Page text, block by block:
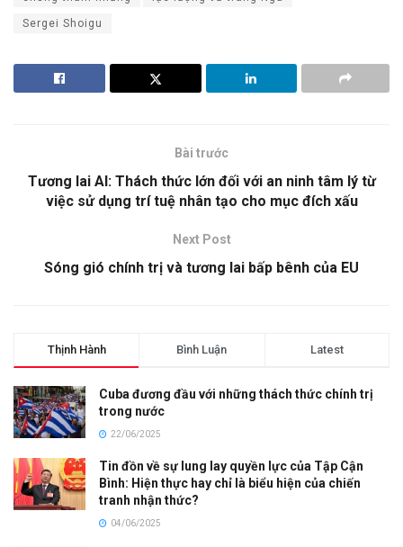
Sergei Shoigu
Bài trước
Tương lai AI: Thách thức lớn đối với an ninh tâm lý từ
việc sử dụng trí tuệ nhân tạo cho mục đích xấu
Next Post
Sóng gió chính trị và tương lai bấp bênh của EU
Thịnh Hành Bình Luận Latest
Cuba đương đầu với những thách thức chính trị
trong nước
22/06/2025
Tin đồn về sự lung lay quyền lực của Tập Cận
Bình: Hiện thực hay chỉ là biểu hiện của chiến
tranh nhận thức?
04/06/2025